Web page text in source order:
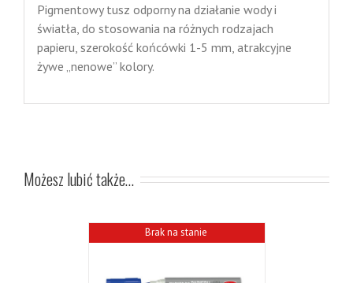
Pigmentowy tusz odporny na działanie wody i
światła, do stosowania na różnych rodzajach
papieru, szerokość końcówki 1-5 mm, atrakcyjne
żywe „nenowe” kolory.
Możesz lubić także…
Brak na stanie